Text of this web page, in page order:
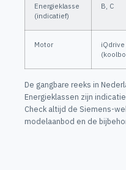
Energieklasse
(indicatief)
B, C
Motor
iQdrive
De gangbare reeks in
Energieklassen zijn
Check altijd de Siemens-
modelaanbod en de